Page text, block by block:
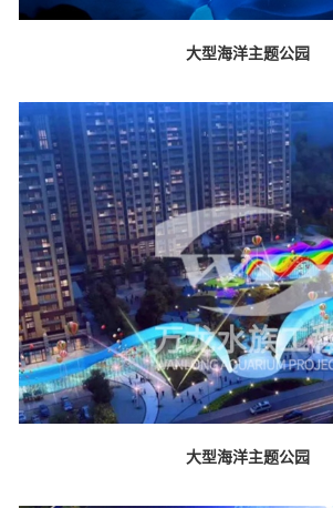
大型海洋主题公园
大型海洋主题公园